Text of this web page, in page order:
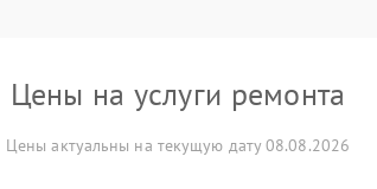
Цены на услуги ремонта
Цены актуальны на текущую дату 08.08.2026